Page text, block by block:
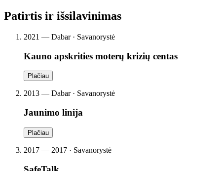
Patirtis ir išsilavinimas
2021 — Dabar · Savanorystė
Kauno apskrities moterų krizių centas
Plačiau
2013 — Dabar · Savanorystė
Jaunimo linija
Plačiau
2017 — 2017 · Savanorystė